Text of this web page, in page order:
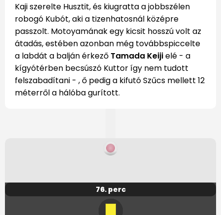
Kaji szerelte Husztit, és kiugratta a jobbszélen
robogó Kubót, aki a tizenhatosnál középre
passzolt. Motoyamának egy kicsit hosszú volt az
átadás, estében azonban még továbbspiccelte
a labdát a balján érkező Tamada Keijielé - a
kígyótérben becsúszó Kuttor így nem tudott
felszabadítani - , ő pedig a kifutó Szűcs mellett 12
méterről a hálóba gurított.
76. perc